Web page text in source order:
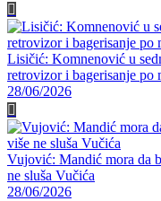
Lisičić: Komnenović u
retrovizor i bagerisanje po
28/06/2026
Vujović: Mandić mora da
ne sluša Vučića
28/06/2026